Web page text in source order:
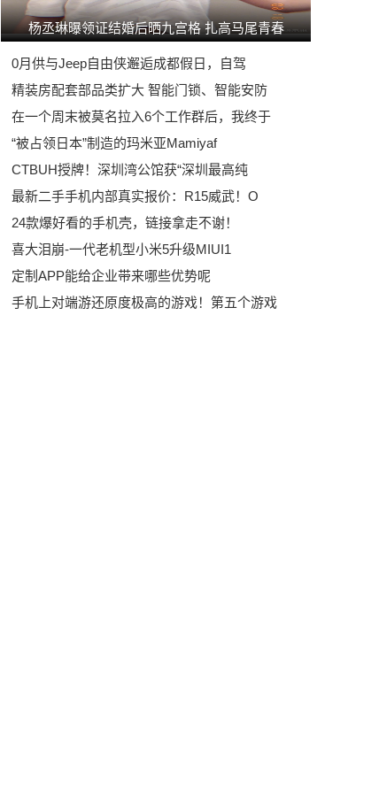
杨丞琳曝领证结婚后晒九宫格 扎高马尾青春
0月供与Jeep自由侠邂逅成都假日，自驾
精装房配套部品类扩大 智能门锁、智能安防
在一个周末被莫名拉入6个工作群后，我终于
“被占领日本”制造的玛米亚Mamiyaf
CTBUH授牌！深圳湾公馆获“深圳最高纯
最新二手手机内部真实报价：R15威武！O
24款爆好看的手机壳，链接拿走不谢！
喜大泪崩-一代老机型小米5升级MIUI1
定制APP能给企业带来哪些优势呢
手机上对端游还原度极高的游戏！第五个游戏